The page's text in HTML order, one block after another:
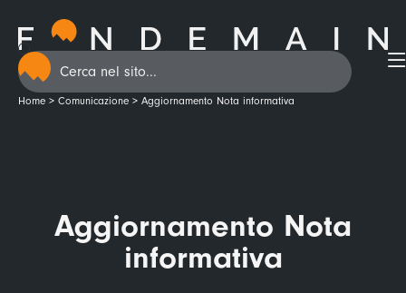
Home > Comunicazione > Aggiornamento Nota informativa
Aggiornamento Nota
informativa